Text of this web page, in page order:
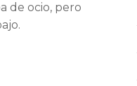
de ocio, pero